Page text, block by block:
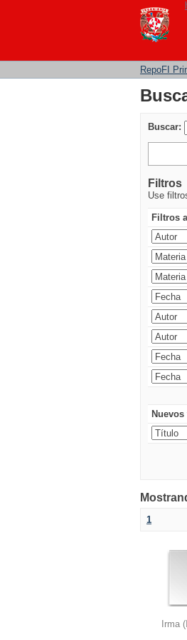
RepoFI
Buscar:
Filtros
Use
Filtros
1
Irma (